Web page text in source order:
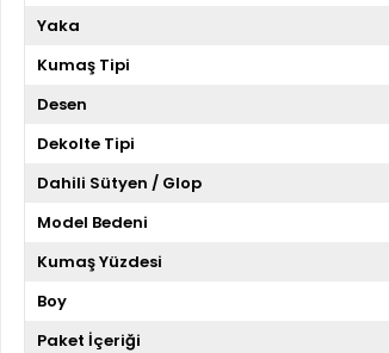
Yaka
Kumaş Tipi
Desen
Dekolte Tipi
Dahili Sütyen / Glop
Model Bedeni
Kumaş Yüzdesi
Boy
Paket İçeriği